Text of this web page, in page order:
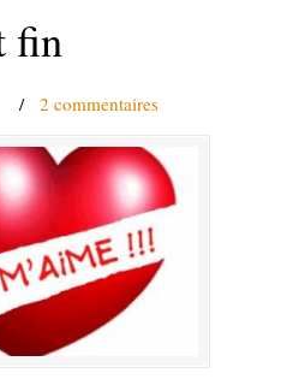
fin
/ 2 commentaires